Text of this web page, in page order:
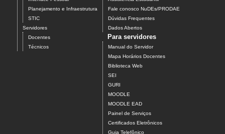
Planejamento e Infraestrutura
STIC
Servidores
Docentes
Técnicos
Fale conosco NuDEs/PRODAE
Dúvidas Frequentes
Dados Abertos
Para servidores
Manual do Servidor
Mapa Horários Docentes
Biblioteca Web
SEI
GURI
MOODLE
MOODLE EAD
Painel de Serviços
Certificados Eletrônicos
Guia Telefônico